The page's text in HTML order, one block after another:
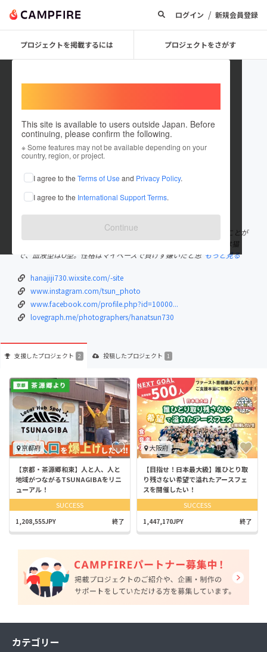
ログイン / 新規会員登録
プロジェクトを掲載するには プロジェクトをさがす
This site is available to users outside Japan. Before
continuing, please confirm the following.
※ Some features may not be available depending on your
country, region, or project.
I agree to the Terms of Use and Privacy Policy.
I agree to the International Support Terms.
Continue
hnhn_30
これまでに2回支援して1件のプロジェクトを投稿しています
在住国：日本 現在地：大分県
出身国：日本 出身地：大分県
こんにちは！阿部はなと申します。 私は旅とカメラと人と出会うことが
大好きで、現在は休学をして日本中を旅しています。好きな動物は猫
で、血液型はO型。性格はマイペースで負けず嫌いだと思 もっと見る
hanajiji730.wixsite.com/-site
www.instagram.com/tsun_photo
www.facebook.com/profile.php?id=10000...
lovegraph.me/photographers/hanatsun730
支援したプロジェクト 2 投稿したプロジェクト 1
京都府
【京都・茶源郷和束】人と人、人と
地域がつながるTSUNAGIBAをリニ
ューアル！
SUCCESS
1,208,555JPY 終了
大阪府
【目指せ！日本最大級】誰ひとり取
り残さない希望で溢れたアースフェ
スを開催したい！
SUCCESS
1,447,170JPY 終了
カテゴリー